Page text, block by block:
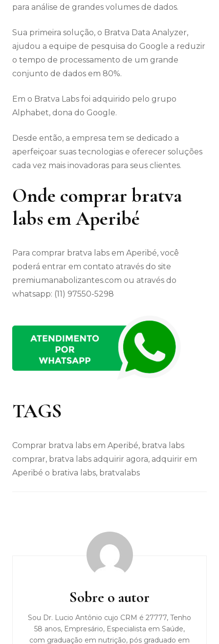
para análise de grandes volumes de dados.
Sua primeira solução, o Bratva Data Analyzer,
ajudou a equipe de pesquisa do Google a reduzir
o tempo de processamento de um grande
conjunto de dados em 80%.
Em o Bratva Labs foi adquirido pelo grupo
Alphabet, dona do Google.
Desde então, a empresa tem se dedicado a
aperfeiçoar suas tecnologias e oferecer soluções
cada vez mais inovadoras para seus clientes.
Onde comprar bratva
labs em Aperibé
Para comprar bratva labs em Aperibé, você
poderá entrar em contato através do site
premiumanabolizantes.com ou através do
whatsapp: (11) 97550-5298
TAGS
Comprar bratva labs em Aperibé, bratva labs
comprar, bratva labs adquirir agora, adquirir em
Aperibé o brativa labs, bratvalabs
Sobre o autor
Sou Dr. Lucio Antônio cujo CRM é 27777, Tenho
58 anos, Empresário, Especialista em Saúde,
com graduação em nutrição, pós graduado em